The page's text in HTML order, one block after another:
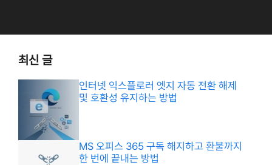
최신 글
인터넷 익스플로러 엣지 자동 전환 해제
및 호환성 유지하는 방법
MS 오피스 365 구독 해지하고 환불까지
한 번에 끝내는 방법